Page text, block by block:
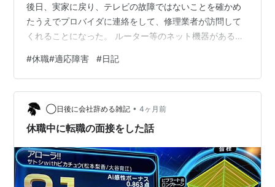
後日、実家に戻り、テレビの故障ではないことを確かめ
たうえでプロバイダに連絡をして、修理業者が訪問して
くれることになった。 ルーター等のネット機器があるの
置している。 朝っぱらから母親がリビングと玄関と２階
を綺麗に片付けていた。 たかが業者が入るだけなのに、
徹底的に生活感を消していた。 普段テーブルの上に雑に
置かれているリンゴやらを綺麗にかごに収めたり。 そこ
までやる必要があるのか疑問に思う。 業者の方が訪問し
#休職#適応障害 #日記
◯日後に会社辞める雑記 • 4ヶ月前
休職中に転職の面接をした話